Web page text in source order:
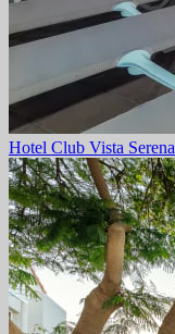
Hotel Club Vista Serena